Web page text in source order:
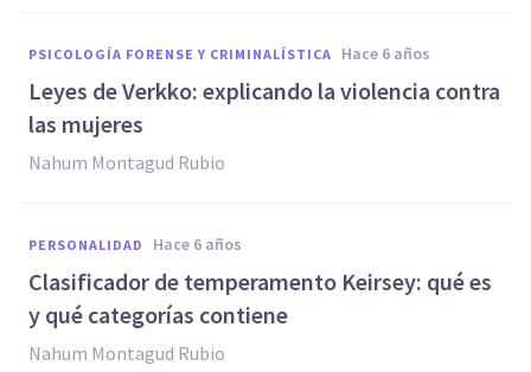
PSICOLOGÍA FORENSE Y CRIMINALÍSTICA hace 6 años
Leyes de Verkko: explicando la violencia contra
las mujeres
Nahum Montagud Rubio
PERSONALIDAD hace 6 años
Clasificador de temperamento Keirsey: qué es
y qué categorías contiene
Nahum Montagud Rubio